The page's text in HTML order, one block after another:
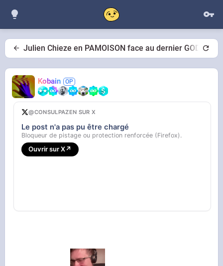
Julien Chieze en PAMOISON face au dernier GOD of
Kobain
@CONSULPAZEN SUR X
Le post n'a pas pu être chargé
Bloqueur de pistage ou protection renforcée (Firefox).
Ouvrir sur X↗